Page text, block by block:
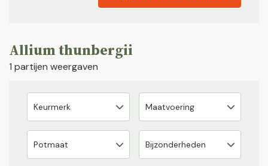
Allium thunbergii
1 partijen weergaven